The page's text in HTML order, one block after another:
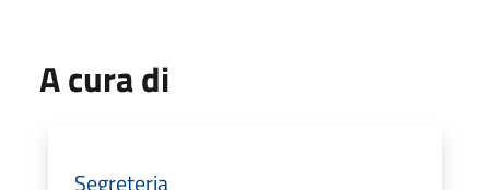
A cura di
Segreteria